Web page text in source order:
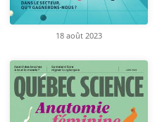
18 août 2023